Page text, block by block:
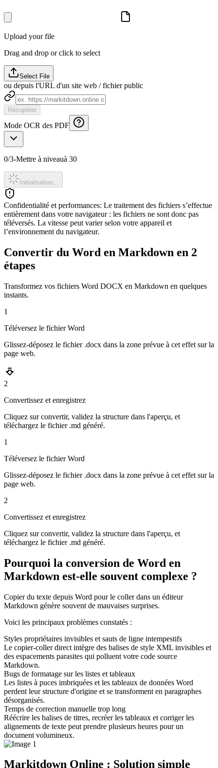
Upload your file
Drag and drop or click to select
Select File
ou depuis l'URL d'un site web / fichier public
Récupérer
Mode OCR des PDF
0/3-Mettre à niveauà 30
Initialisation...
Confidentialité et performances: Le traitement des fichiers s’effectue
entièrement dans votre navigateur : les fichiers ne sont donc pas
téléversés. La vitesse peut varier selon votre appareil et
l’environnement du navigateur.
Convertir du Word en Markdown en 2
étapes
Transformez vos fichiers Word DOCX en Markdown en quelques
instants.
1
Téléversez le fichier Word
Glissez-déposez le fichier .docx dans la zone prévue à cet effet sur la
page web.
2
Convertissez et enregistrez
Cliquez sur convertir, validez la structure dans l'aperçu, et
téléchargez le fichier .md généré.
1
Téléversez le fichier Word
Glissez-déposez le fichier .docx dans la zone prévue à cet effet sur la
page web.
2
Convertissez et enregistrez
Cliquez sur convertir, validez la structure dans l'aperçu, et
téléchargez le fichier .md généré.
Pourquoi la conversion de Word en
Markdown est-elle souvent complexe ?
Copier du texte depuis Word pour le coller dans un éditeur
Markdown génère souvent de mauvaises surprises.
Voici les principaux problèmes constatés :
Styles propriétaires invisibles et sauts de ligne intempestifs
Le copier-coller direct intègre des balises de style XML invisibles et
des espacements parasites qui polluent votre code source
Markdown.
Bugs de formatage sur les listes et tableaux
Les listes à puces imbriquées et les tableaux de données Word
perdent leur structure d'origine et se transforment en paragraphes
désorganisés.
Temps de correction manuelle trop long
Réécrire les balises de titres, recréer les tableaux et corriger les
alignements de texte peut prendre plusieurs heures pour un
document volumineux.
Markitdown Online : Solution simple